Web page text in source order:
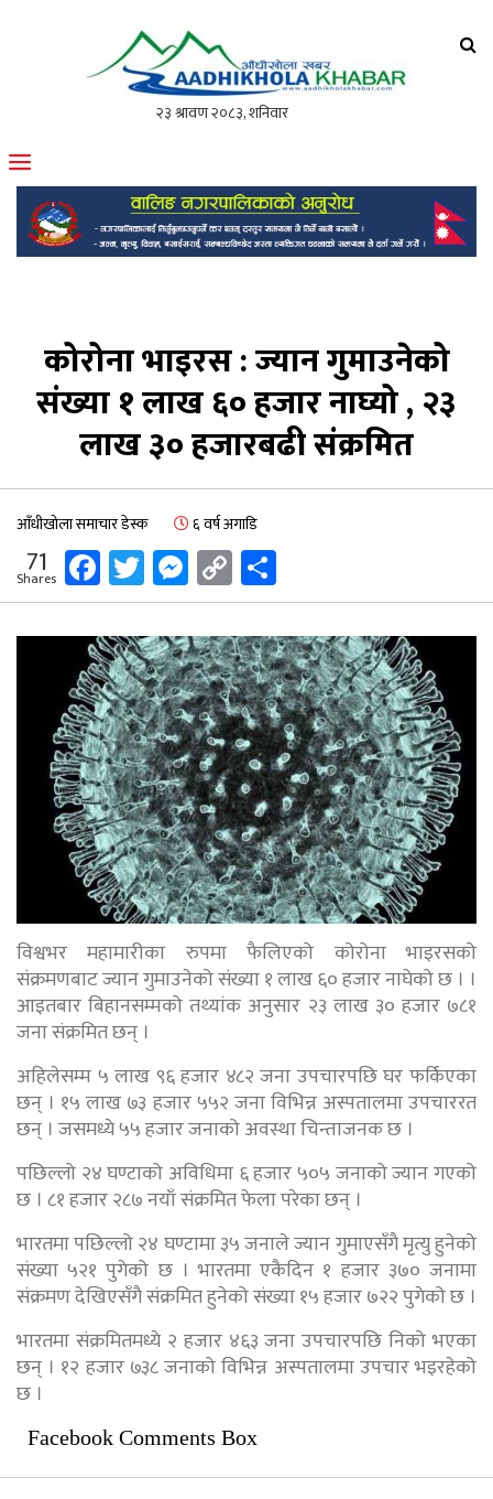
मोफसलकै लोकप्रिय अनलाइन पत्रिका
कोरोना भाइरस : ज्यान गुमाउनेको
संख्या १ लाख ६० हजार नाघ्यो , २३
लाख ३० हजारबढी संक्रमित
आँधीखोला समाचार डेस्क ६ वर्ष अगाडि
71
Shares Facebook
Twitter
Messenger
Copy
Link
विश्वभर महामारीका रुपमा फैलिएको कोरोना भाइरसको
संक्रमणबाट ज्यान गुमाउनेको संख्या १ लाख ६० हजार नाघेको छ । ।
आइतबार बिहानसम्मको तथ्यांक अनुसार २३ लाख ३० हजार ७८१
जना संक्रमित छन् ।
अहिलेसम्म ५ लाख ९६ हजार ४८२ जना उपचारपछि घर फर्किएका
छन् । १५ लाख ७३ हजार ५५२ जना विभिन्न अस्पतालमा उपचाररत
छन् । जसमध्ये ५५ हजार जनाको अवस्था चिन्ताजनक छ ।
पछिल्लो २४ घण्टाको अविधिमा ६ हजार ५०५ जनाको ज्यान गएको
छ । ८१ हजार २८७ नयाँ संक्रमित फेला परेका छन् ।
भारतमा पछिल्लो २४ घण्टामा ३५ जनाले ज्यान गुमाएसँगै मृत्यु हुनेको
संख्या ५२१ पुगेको छ । भारतमा एकैदिन १ हजार ३७० जनामा
संक्रमण देखिएसँगै संक्रमित हुनेको संख्या १५ हजार ७२२ पुगेको छ ।
भारतमा संक्रमितमध्ये २ हजार ४६३ जना उपचारपछि निको भएका
छन् । १२ हजार ७३८ जनाको विभिन्न अस्पतालमा उपचार भइरहेको
छ ।
Facebook Comments Box